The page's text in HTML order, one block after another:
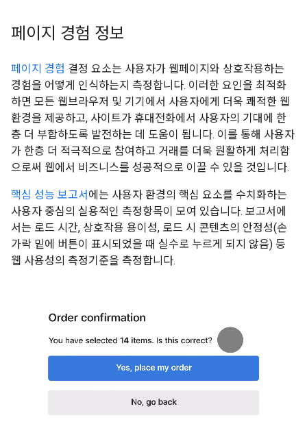
페이지 경험 정보
페이지 경험 결정 요소는 사용자가 웹페이지와 상호작용하는
경험을 어떻게 인식하는지 측정합니다. 이러한 요인을 최적화
하면 모든 웹브라우저 및 기기에서 사용자에게 더욱 쾌적한 웹
환경을 제공하고, 사이트가 휴대전화에서 사용자의 기대에 한
층 더 부합하도록 발전하는 데 도움이 됩니다. 이를 통해 사용자
가 한층 더 적극적으로 참여하고 거래를 더욱 원활하게 처리함
으로써 웹에서 비즈니스를 성공적으로 이끌 수 있을 것입니다.
핵심 성능 보고서 에는 사용자 환경의 핵심 요소를 수치화하는
사용자 중심의 실용적인 측정항목이 모여 있습니다. 보고서에
서는 로드 시간, 상호작용 용이성, 로드 시 콘텐츠의 안정성(손
가락 밑에 버튼이 표시되었을 때 실수로 누르게 되지 않음) 등
웹 사용성의 측정기준을 측정합니다.